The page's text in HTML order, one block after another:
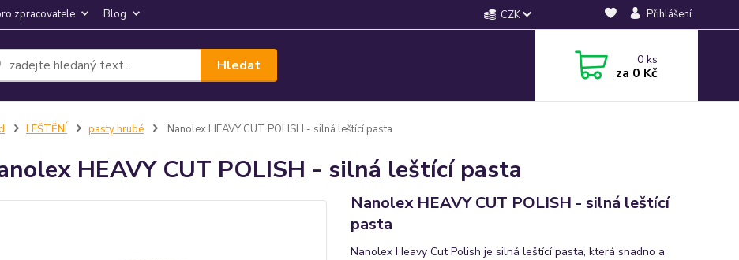
zpracovatele Blog CZK Přihlášení
Hledat 0ks
za 0 Kč
LEŠTĚNÍ pasty hrubé Nanolex HEAVY CUT POLISH - silná leštící pasta
HEAVY CUT POLISH - silná leštící pasta
Nanolex HEAVY CUT POLISH - silná leštící
pasta
Nanolex Heavy Cut Polish je silná leštící pasta, která snadno a